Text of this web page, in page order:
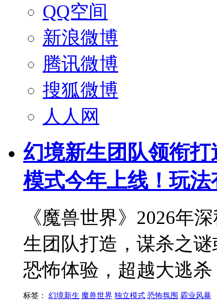
QQ空间
新浪微博
腾讯微博
搜狐微博
人人网
幻境新生团队领衔
模式今年上线！玩
《魔兽世界》2026年
生团队打造，谋杀之
恐怖体验，超越大逃杀
标签： 幻境新生 魔兽世界 独立模式 恐怖氛围 霸业风暴